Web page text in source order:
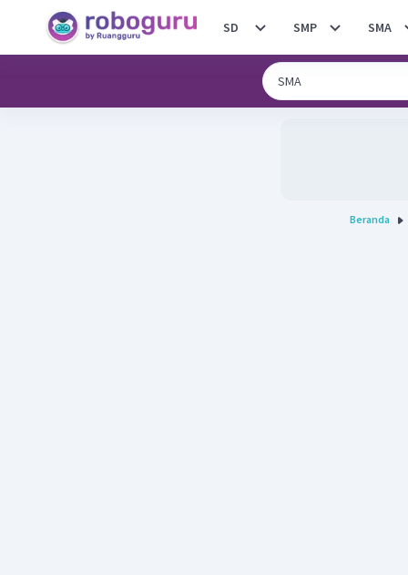
SD SMP SMA
Beranda